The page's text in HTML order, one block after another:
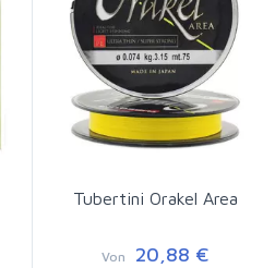
Tubertini Orakel Area
Von 20,88 €